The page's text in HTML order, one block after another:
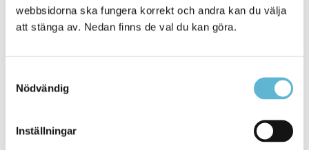
webbsidorna ska fungera korrekt och andra kan du välja
att stänga av. Nedan finns de val du kan göra.
Nödvändig
Inställningar
Box 18, 295 21 Bromölla